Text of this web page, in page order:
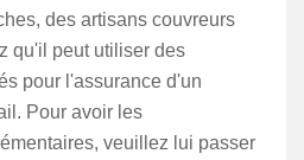
des artisans couvreurs
qu'il peut utiliser des
pour l'assurance d'un
Pour avoir les
veuillez lui passer